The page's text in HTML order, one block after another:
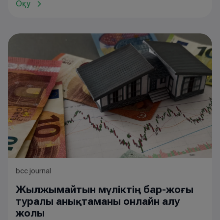
Оқу
bcc journal
Жылжымайтын мүліктің бар-жоғы
туралы анықтаманы онлайн алу
жолы